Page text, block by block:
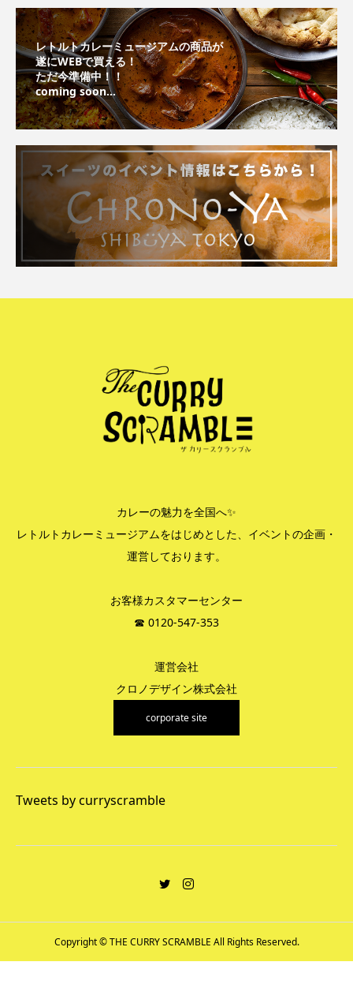
レトルトカレーミュージアムの商品が
遂にWEBで買える！
ただ今準備中！！
coming soon...
カレーの魅力を全国へ✨
レトルトカレーミュージアムをはじめとした、イベントの企画・
運営しております。
お客様カスタマーセンター
☎︎ 0120-547-353
運営会社
クロノデザイン株式会社
corporate site
Tweets by curryscramble
Copyright © THE CURRY SCRAMBLE All Rights Reserved.